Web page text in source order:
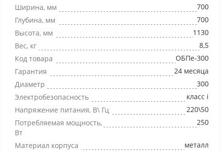
Ширина, мм
700
Глубина, мм
700
Высота, мм
1130
Вес, кг
8,5
Код товара
ОБПе-300
Гарантия
24 месяца
Диаметр
300
Электробезопасность
класс i
Напряжение питания, В\ Гц
220\50
Потребляемая мощность,
Вт
250
Материал корпуса
металл